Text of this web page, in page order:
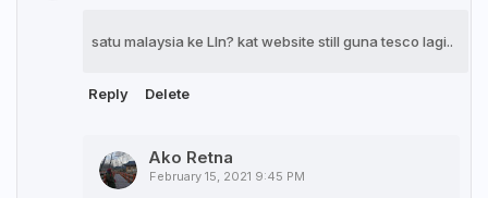
satu malaysia ke LIn? kat website still guna tesco lagi..
Reply Delete
Ako Retna
February 15, 2021 9:45 PM